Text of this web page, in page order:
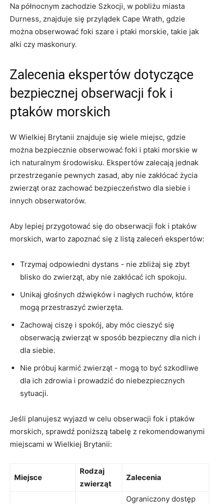
Na północnym zachodzie Szkocji, w pobliżu miasta
Durness, znajduje się przylądek Cape Wrath, gdzie
można obserwować⁤ foki szare i ptaki ​morskie,⁣ takie‌ jak
‍alki czy maskonury.
Zalecenia ekspertów dotyczące
bezpiecznej obserwacji fok i
ptaków morskich
W‌ Wielkiej Brytanii znajduje się wiele miejsc, ‍gdzie‌
można​ bezpiecznie⁤ obserwować foki i ptaki morskie w
ich⁢ naturalnym środowisku. Ekspertów zalecają ⁣jednak
przestrzeganie pewnych zasad, aby⁢ nie zakłócać⁣ życia
zwierząt oraz zachować bezpieczeństwo dla siebie i
innych obserwatorów.
Aby lepiej przygotować się⁤ do obserwacji fok i ptaków
⁤morskich, warto zapoznać się z listą zaleceń ekspertów:
Trzymaj odpowiedni dystans -⁢ nie zbliżaj się zbyt
blisko do zwierząt,⁢ aby nie zakłócać ich ⁣spokoju.
Unikaj⁢ głośnych dźwięków i nagłych‍ ruchów, które
mogą ⁢przestraszyć zwierzęta.
Zachowaj ciszę i spokój, ‌aby móc cieszyć się
obserwacją zwierząt w sposób bezpieczny dla nich i
dla siebie.
Nie‌ próbuj karmić zwierząt -‌ mogą to być szkodliwe
dla ich zdrowia i prowadzić do niebezpiecznych
sytuacji.
Jeśli‍ planujesz wyjazd w celu obserwacji fok i ptaków
morskich, sprawdź poniższą tabelę z rekomendowanymi
miejscami w Wielkiej‍ Brytanii:
Miejsce
Rodzaj
zwierząt
Zalecenia
Ograniczony dostęp⁣